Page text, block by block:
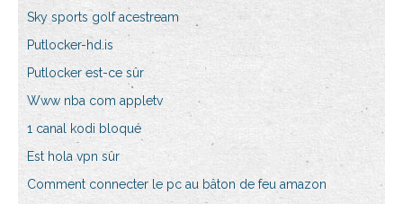
Sky sports golf acestream
Putlocker-hd.is
Putlocker est-ce sûr
Www nba com appletv
1 canal kodi bloqué
Est hola vpn sûr
Comment connecter le pc au bâton de feu amazon